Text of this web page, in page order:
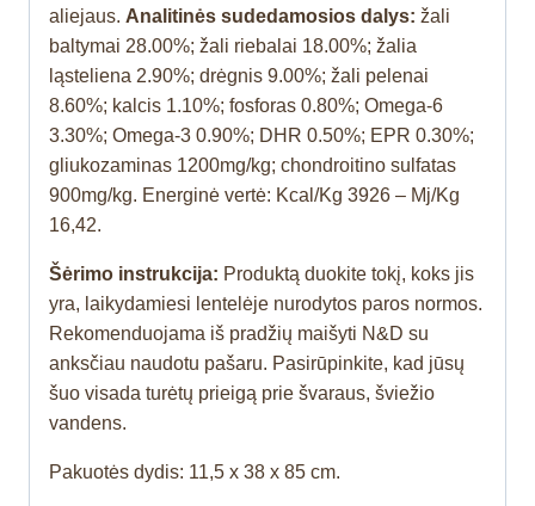
aliejaus. Analitinės sudedamosios dalys: žali
baltymai 28.00%; žali riebalai 18.00%; žalia
ląsteliena 2.90%; drėgnis 9.00%; žali pelenai
8.60%; kalcis 1.10%; fosforas 0.80%; Omega-6
3.30%; Omega-3 0.90%; DHR 0.50%; EPR 0.30%;
gliukozaminas 1200mg/kg; chondroitino sulfatas
900mg/kg. Energinė vertė: Kcal/Kg 3926 – Mj/Kg
16,42.
Šėrimo instrukcija: Produktą duokite tokį, koks jis
yra, laikydamiesi lentelėje nurodytos paros normos.
Rekomenduojama iš pradžių maišyti N&D su
anksčiau naudotu pašaru. Pasirūpinkite, kad jūsų
šuo visada turėtų prieigą prie švaraus, šviežio
vandens.
Pakuotės dydis: 11,5 x 38 x 85 cm.